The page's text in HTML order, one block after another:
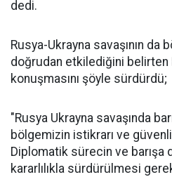
dedi.
Rusya-Ukrayna savaşının da
doğrudan etkilediğini belirten
konuşmasını şöyle sürdürdü;
"Rusya Ukrayna savaşında
bölgemizin istikrarı ve
Diplomatik sürecin ve barışa
kararlılıkla sürdürülmesi